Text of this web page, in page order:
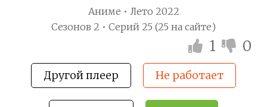
Аниме • Лето 2022
Сезонов 2 • Серий 25 (25 на сайте)
1 0
Другой плеер Не работает